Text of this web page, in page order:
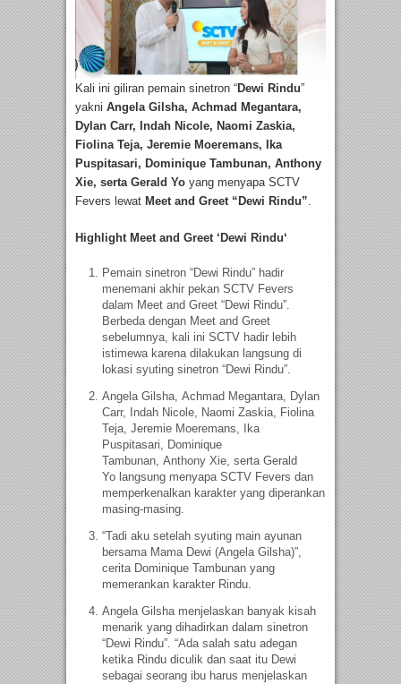
Kali ini giliran pemain sinetron “Dewi Rindu”
yakni Angela Gilsha, Achmad Megantara,
Dylan Carr, Indah Nicole, Naomi Zaskia,
Fiolina Teja, Jeremie Moeremans, Ika
Puspitasari, Dominique Tambunan, Anthony
Xie, serta Gerald Yo yang menyapa SCTV
Fevers lewat Meet and Greet “Dewi Rindu”.
Highlight Meet and Greet ‘Dewi Rindu‘
Pemain sinetron “Dewi Rindu” hadir
menemani akhir pekan SCTV Fevers
dalam Meet and Greet “Dewi Rindu”.
Berbeda dengan Meet and Greet
sebelumnya, kali ini SCTV hadir lebih
istimewa karena dilakukan langsung di
lokasi syuting sinetron “Dewi Rindu”.
Angela Gilsha, Achmad Megantara, Dylan
Carr, Indah Nicole, Naomi Zaskia, Fiolina
Teja, Jeremie Moeremans, Ika
Puspitasari, Dominique
Tambunan, Anthony Xie, serta Gerald
Yo langsung menyapa SCTV Fevers dan
memperkenalkan karakter yang diperankan
masing-masing.
“Tadi aku setelah syuting main ayunan
bersama Mama Dewi (Angela Gilsha)”,
cerita Dominique Tambunan yang
memerankan karakter Rindu.
Angela Gilsha menjelaskan banyak kisah
menarik yang dihadirkan dalam sinetron
“Dewi Rindu”. “Ada salah satu adegan
ketika Rindu diculik dan saat itu Dewi
sebagai seorang ibu harus menjelaskan